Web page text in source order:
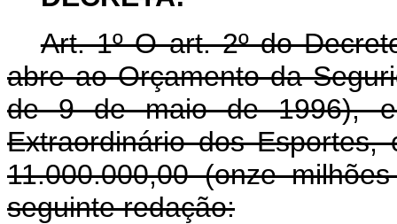
Art. 1º O art. 2º do
abre ao Orçamento da
de 9 de maio de 1996),
Extraordinário dos
11.000.000,00 (onze
seguinte redação: